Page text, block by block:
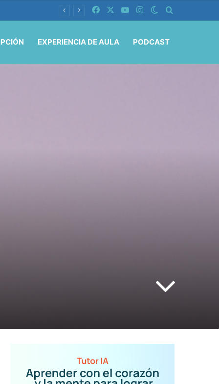
Facebook YouTubeInstagramSwitch skin
EXPERIENCIA DE AULA PODCAST